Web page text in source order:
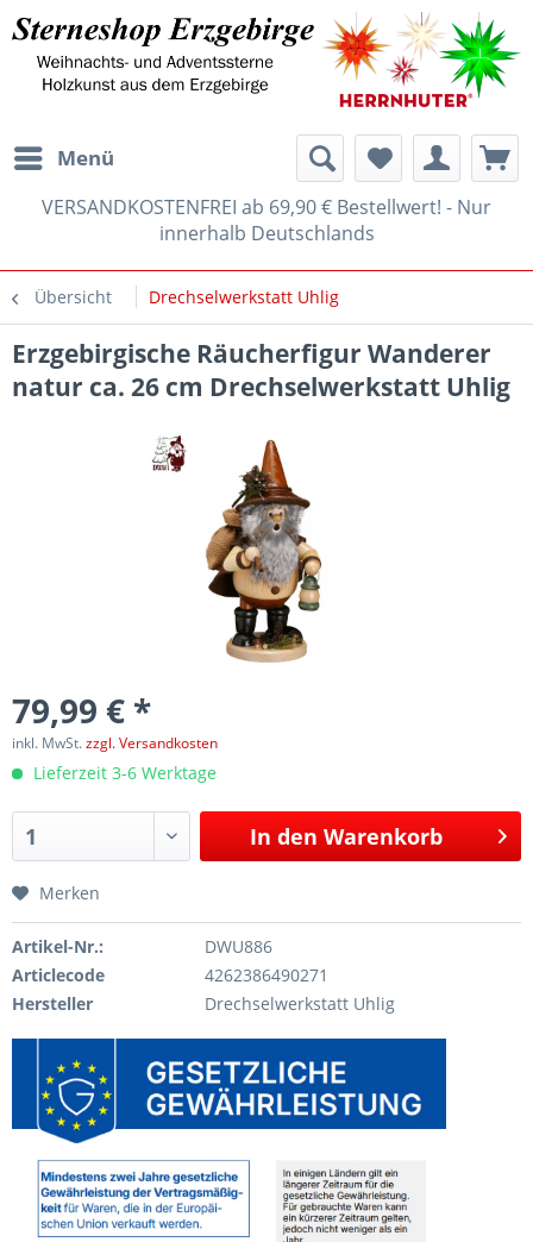
Menü
VERSANDKOSTENFREI ab 69,90 € Bestellwert! - Nur
innerhalb Deutschlands
Übersicht Drechselwerkstatt Uhlig
Erzgebirgische Räucherfigur Wanderer
natur ca. 26 cm Drechselwerkstatt Uhlig
79,99 € *
inkl. MwSt.zzgl. Versandkosten
Lieferzeit 3-6 Werktage
In den Warenkorb
Merken
Artikel-Nr.:
DWU886
Articlecode
4262386490271
Hersteller
Drechselwerkstatt Uhlig